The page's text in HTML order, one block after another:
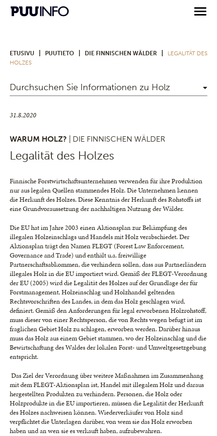
ETUSIVU PUUTIETO DIE FINNISCHEN WÄLDER
LEGALITÄT DES
HOLZES
Durchsuchen Sie Informationen zu Holz
31.8.2020
WARUM HOLZ? | DIE FINNISCHEN WÄLDER
Legalität des Holzes
Finnische Forstwirtschaftsunternehmen verwenden für ihre Produktion
nur aus legalen Quellen stammendes Holz. Die Unternehmen kennen
die Herkunft des Holzes. Diese Kenntnis der Herkunft des Rohstoffs ist
eine Grundvoraussetzung der nachhaltigen Nutzung der Wälder.
Die EU hat im Jahre 2003 einen Aktionsplan zur Bekämpfung des
illegalen Holzeinschlags und Handels mit Holz verabschiedet. Der
Aktionsplan trägt den Namen FLEGT (Forest Law Enforcement,
Governance and Trade) und enthält u.a. freiwillige
Partnerschaftsabkommen, die verhindern sollen, dass aus Partnerländern
illegales Holz in die EU importiert wird. Gemäß der FLEGT-Verordnung
der EU (2005) wird die Legalität des Holzes auf der Grundlage der für
Forstmanagement, Holzeinschlag und Holzhandel geltenden
Rechtsvorschriften des Landes, in dem das Holz geschlagen wird,
definiert. Gemäß den Anforderungen für legal erworbenen Holzrohstoff,
muss dieser von einer Rechtsperson, die von Rechts wegen befugt ist im
fraglichen Gebiet Holz zu schlagen, erworben werden. Darüber hinaus
muss das Holz aus einem Gebiet stammen, wo der Holzeinschlag und die
Bewirtschaftung des Waldes der lokalen Forst- und Umweltgesetzgebung
entspricht.
Das Ziel der Verordnung über weitere Maßnahmen im Zusammenhang
mit dem FLEGT-Aktionsplan ist, Handel mit illegalem Holz und daraus
hergestellten Produkten zu verhindern. Personen, die Holz oder
Holzprodukte in die EU importieren, müssen die Legalität der Herkunft
des Holzes nachweisen können. Wiederverkäufer von Holz sind
verpflichtet die Unterlagen darüber, von wem sie das Holz erworben
haben und an wen sie es verkauft haben, aufzubewahren.